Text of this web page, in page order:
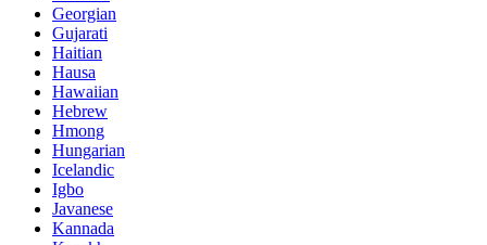
Georgian
Gujarati
Haitian
Hausa
Hawaiian
Hebrew
Hmong
Hungarian
Icelandic
Igbo
Javanese
Kannada